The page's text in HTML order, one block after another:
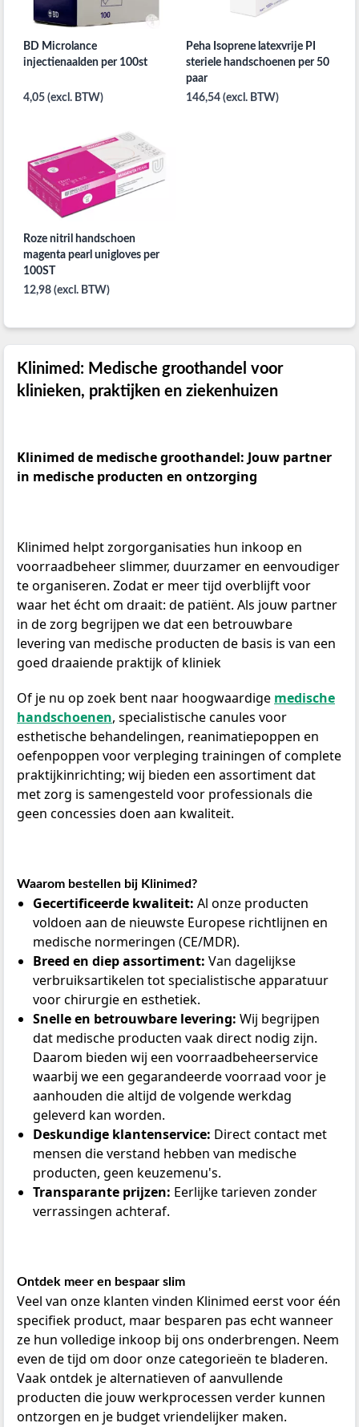
BD Microlance
injectienaalden per 100st
4,05 (excl. BTW)
Peha Isoprene latexvrije PI
steriele handschoenen per 50
paar
146,54 (excl. BTW)
Roze nitril handschoen
magenta pearl unigloves per
100ST
12,98 (excl. BTW)
Klinimed: Medische groothandel voor
klinieken, praktijken en ziekenhuizen
Klinimed de medische groothandel: Jouw partner
in medische producten en ontzorging
Klinimed helpt zorgorganisaties hun inkoop en
voorraadbeheer slimmer, duurzamer en eenvoudiger
te organiseren. Zodat er meer tijd overblijft voor
waar het écht om draait: de patiënt. Als jouw partner
in de zorg begrijpen we dat een betrouwbare
levering van medische producten de basis is van een
goed draaiende praktijk of kliniek
Of je nu op zoek bent naar hoogwaardige medische
handschoenen, specialistische canules voor
esthetische behandelingen, reanimatiepoppen en
oefenpoppen voor verpleging trainingen of complete
praktijkinrichting; wij bieden een assortiment dat
met zorg is samengesteld voor professionals die
geen concessies doen aan kwaliteit.
Waarom bestellen bij Klinimed?
Gecertificeerde kwaliteit: Al onze producten
voldoen aan de nieuwste Europese richtlijnen en
medische normeringen (CE/MDR).
Breed en diep assortiment: Van dagelijkse
verbruiksartikelen tot specialistische apparatuur
voor chirurgie en esthetiek.
Snelle en betrouwbare levering: Wij begrijpen
dat medische producten vaak direct nodig zijn.
Daarom bieden wij een voorraadbeheerservice
waarbij we een gegarandeerde voorraad voor je
aanhouden die altijd de volgende werkdag
geleverd kan worden.
Deskundige klantenservice: Direct contact met
mensen die verstand hebben van medische
producten, geen keuzemenu's.
Transparante prijzen: Eerlijke tarieven zonder
verrassingen achteraf.
Ontdek meer en bespaar slim
Veel van onze klanten vinden Klinimed eerst voor één
specifiek product, maar besparen pas echt wanneer
ze hun volledige inkoop bij ons onderbrengen. Neem
even de tijd om door onze categorieën te bladeren.
Vaak ontdek je alternatieven of aanvullende
producten die jouw werkprocessen verder kunnen
ontzorgen en je budget vriendelijker maken.